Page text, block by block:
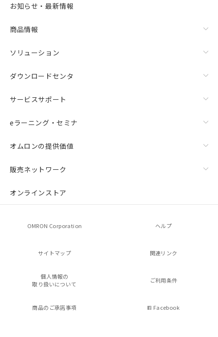
お知らせ・最新情報
商品情報
ソリューション
ダウンロードセンタ
サービスサポート
eラーニング・セミナ
オムロンの提供価値
販売ネットワーク
オンラインストア
OMRON Corporation ヘルプ
サイトマップ 関連リンク
個人情報の
取り扱いについて
ご利用条件
商品のご承諾事項 Facebook